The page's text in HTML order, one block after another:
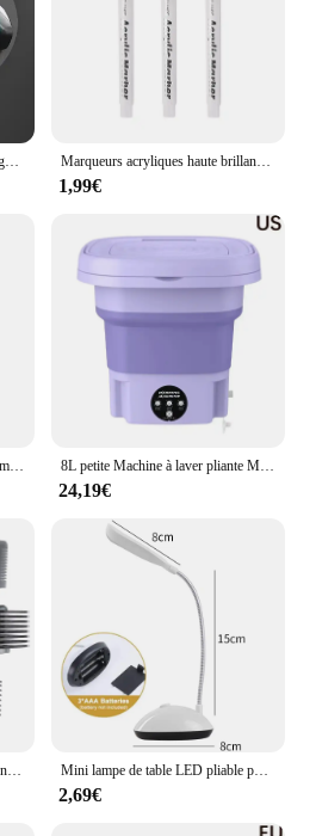
Xiaomi Youpin-Ventilateur intelligent portable pour hommes et femmes, amélioration du sommeil, petit appareil anti-siciing confortable Marqueurs acryliques haute brillance, stylos graffiti, encre étanche, pratique, portable, or, argent, blanc, peinture, ensemble de 3 pièces
1,99€
Lumière de livre aste par USB, luminosité réglable pour la protection des yeux, lumière LED à clipser portable pour la lecture dans le lit, la voiture, le signet 8L petite Machine à laver pliante Machine à laver Portable Modes automatiques vêtements de blanchisserie seau à linge Machine à laver
24,19€
Mini rasoir électrique portable 5 en 1 pour homme, tondeuse à poils corporels, outil d'épilation multifonctionnel Mini lampe de table LED pliable portable, batterie 62, protection des yeux, éclairage domestique, chambre, chevet, étude, lecture
2,69€